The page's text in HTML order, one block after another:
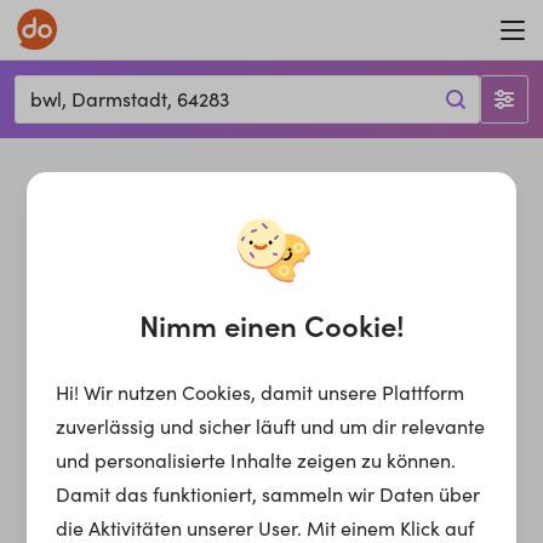
bwl, Darmstadt, 64283
Nimm einen Cookie!
Hi! Wir nutzen Cookies, damit unsere Plattform
zuverlässig und sicher läuft und um dir relevante
und personalisierte Inhalte zeigen zu können.
Damit das funktioniert, sammeln wir Daten über
die Aktivitäten unserer User. Mit einem Klick auf